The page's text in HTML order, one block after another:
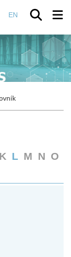
EN
K L M N O